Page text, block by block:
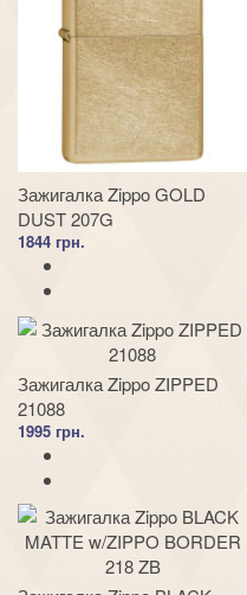
Зажигалка Zippo GOLD
DUST 207G
1844 грн.
Зажигалка Zippo ZIPPED
21088
1995 грн.